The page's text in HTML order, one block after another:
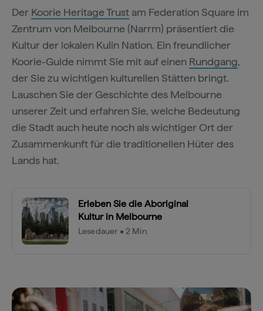
Der Koorie Heritage Trust am Federation Square im
Zentrum von Melbourne (Narrm) präsentiert die
Kultur der lokalen Kulin Nation. Ein freundlicher
Koorie-Guide nimmt Sie mit auf einen Rundgang,
der Sie zu wichtigen kulturellen Stätten bringt.
Lauschen Sie der Geschichte des Melbourne
unserer Zeit und erfahren Sie, welche Bedeutung
die Stadt auch heute noch als wichtiger Ort der
Zusammenkunft für die traditionellen Hüter des
Lands hat.
Erleben Sie die Aboriginal
Kultur in Melbourne
Lesedauer • 2 Min.